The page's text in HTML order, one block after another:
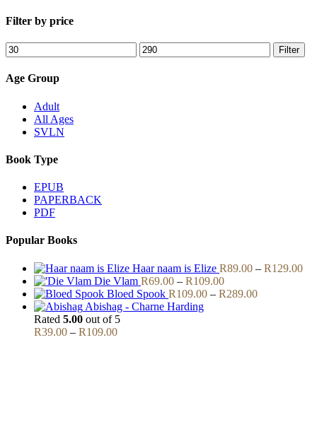
Filter by price
Min
price
Max
price
Filter
Age Group
Adult
All Ages
SVLN
Book Type
EPUB
PAPERBACK
PDF
Popular Books
Haar naam is Elize R89.00 – R129.00
Die Vlam R69.00 – R109.00Price
range:
Bloed Spook R109.00 – R289.00Price
Abishag - Charne Harding
Rated 5.00 out of 5
R39.00 – R109.00Price